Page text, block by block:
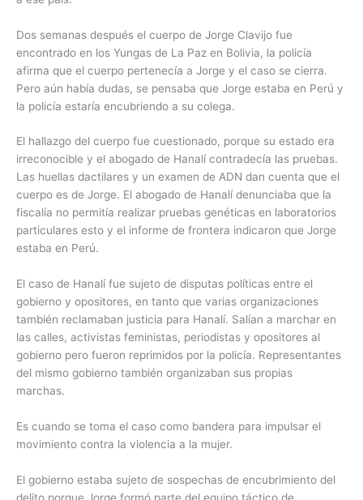
Dos semanas después el cuerpo de Jorge Clavijo fue
encontrado en los Yungas de La Paz en Bolivia, la policía
afirma que el cuerpo pertenecía a Jorge y el caso se cierra.
Pero aún había dudas, se pensaba que Jorge estaba en Perú y
la policía estaría encubriendo a su colega.
El hallazgo del cuerpo fue cuestionado, porque su estado era
irreconocible y el abogado de Hanalí contradecía las pruebas.
Las huellas dactilares y un examen de ADN dan cuenta que el
cuerpo es de Jorge. El abogado de Hanalí denunciaba que la
fiscalía no permitía realizar pruebas genéticas en laboratorios
particulares esto y el informe de frontera indicaron que Jorge
estaba en Perú.
El caso de Hanalí fue sujeto de disputas políticas entre el
gobierno y opositores, en tanto que varias organizaciones
también reclamaban justicia para Hanalí. Salían a marchar en
las calles, activistas feministas, periodistas y opositores al
gobierno pero fueron reprimidos por la policía. Representantes
del mismo gobierno también organizaban sus propias
marchas.
Es cuando se toma el caso como bandera para impulsar el
movimiento contra la violencia a la mujer.
El gobierno estaba sujeto de sospechas de encubrimiento del